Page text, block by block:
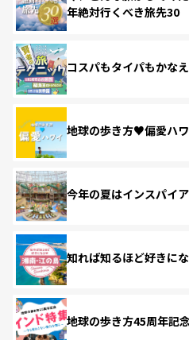
年絶対行くべき旅先30
コスパもタイパもかな
地球の歩き方♥偏愛ハ
今年の夏はインスパイア
知れば知るほど好きに
地球の歩き方45周年記